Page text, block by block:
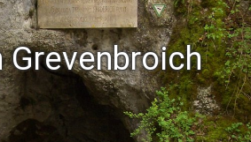
Grevenbroich